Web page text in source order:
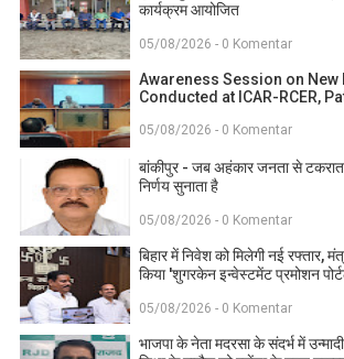
कार्यक्रम आयोजित
05/08/2026 - 0 Komentar
Awareness Session on New
Conducted at ICAR-RCER,
05/08/2026 - 0 Komentar
बांकीपुर - जब अहंकार जनता से
निर्णय सुनाता है
05/08/2026 - 0 Komentar
बिहार में निवेश को मिलेगी नई रफ्तार,
किया 'शुगरकेन इन्वेस्टमेंट प्रमोशन
05/08/2026 - 0 Komentar
भाजपा के नेता मदरसा के संदर्भ में